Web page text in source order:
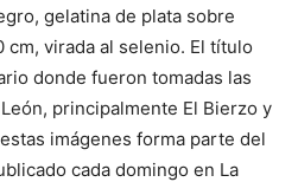
gelatina de plata sobre
virada al selenio. El título
donde fueron tomadas las
principalmente El Bierzo y
imágenes forma parte del
cada domingo en La